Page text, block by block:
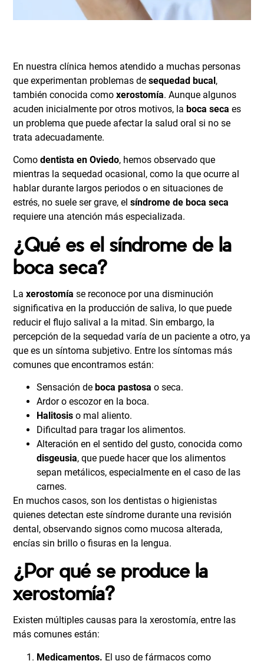
En nuestra clínica hemos atendido a muchas personas
que experimentan problemas desequedad bucal,
también conocida comoxerostomía. Aunque algunos
acuden inicialmente por otros motivos, laboca seca es
un problema que puede afectar la salud oral si no se
trata adecuadamente.
Comodentista en Oviedo, hemos observado que
mientras la sequedad ocasional, como la que ocurre al
hablar durante largos periodos o en situaciones de
estrés, no suele ser grave, elsíndrome de boca seca
requiere una atención más especializada.
¿Qué es el síndrome de la
boca seca?
Laxerostomía se reconoce por una disminución
significativa en la producción de saliva, lo que puede
reducir el flujo salival a la mitad. Sin embargo, la
percepción de la sequedad varía de un paciente a otro, ya
que es un síntoma subjetivo. Entre los síntomas más
comunes que encontramos están:
Sensación deboca pastosa o seca.
Ardor o escozor en la boca.
Halitosis o mal aliento.
Dificultad para tragar los alimentos.
Alteración en el sentido del gusto, conocida como
disgeusia, que puede hacer que los alimentos
sepan metálicos, especialmente en el caso de las
carnes.
En muchos casos, son los dentistas o higienistas
quienes detectan este síndrome durante una revisión
dental, observando signos como mucosa alterada,
encías sin brillo o fisuras en la lengua.
¿Por qué se produce la
xerostomía?
Existen múltiples causas para la xerostomía, entre las
más comunes están:
Medicamentos. El uso de fármacos como